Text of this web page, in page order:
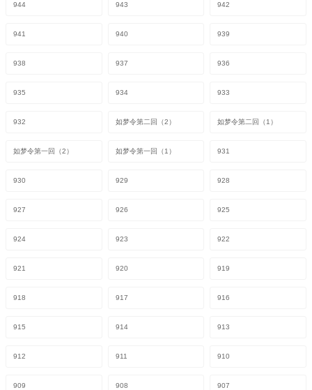
944 943 942
941 940 939
938 937 936
935 934 933
932 如梦令第二回（2） 如梦令第二回（1）
如梦令第一回（2） 如梦令第一回（1） 931
930 929 928
927 926 925
924 923 922
921 920 919
918 917 916
915 914 913
912 911 910
909 908 907